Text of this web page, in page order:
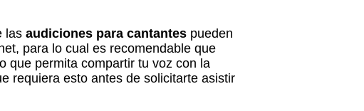
las audiciones para cantantes pueden
para lo cual es recomendable que
que permita compartir tu voz con la
requiera esto antes de solicitarte asistir